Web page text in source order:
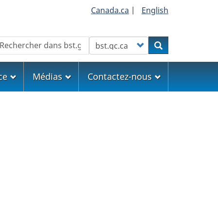
Canada.ca | English
Customize your searchRechercher
Médias Contactez-nous